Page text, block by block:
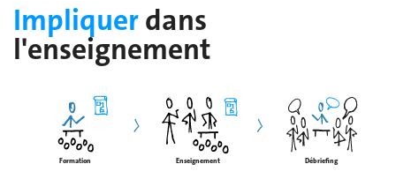
Impliquerdans
l'enseignement
Formation Enseignement Débriefing